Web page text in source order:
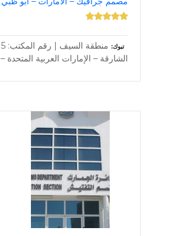
تبوك
الشارقة – الإمارات العربية المتحدة –